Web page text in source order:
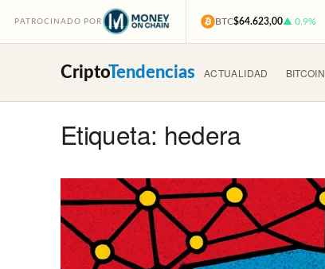
PATROCINADO POR BTC$64.623,00▲ 0,9%
CriptoTendencias ACTUALIDAD BITCOIN
Etiqueta: hedera